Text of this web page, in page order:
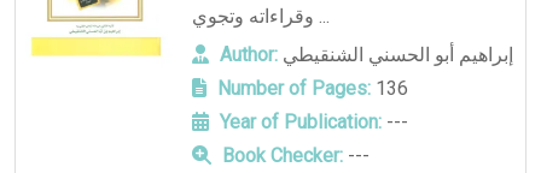
وقراءاته وتجوي ...
Author: إبراهيم أبو الحسني الشنقيطي
Number of Pages:136
Year of Publication:---
Book Checker:---